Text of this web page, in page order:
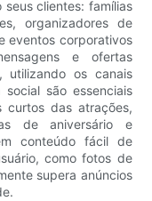
clientes: famílias
organizadores de
eventos corporativos
e ofertas
utilizando os canais
são essenciais
das atrações,
de aniversário e
conteúdo fácil de
como fotos de
supera anúncios